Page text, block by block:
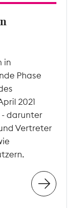
in
Phase
2021
- darunter
Vertreter